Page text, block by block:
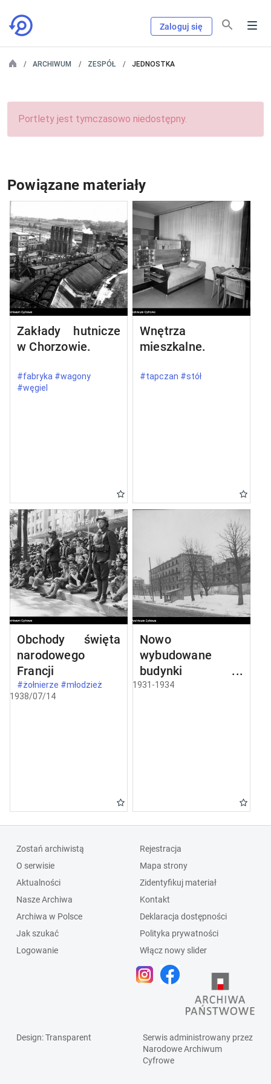
Zaloguj się
ARCHIWUM ZESPÓŁ JEDNOSTKA
Portlety jest tymczasowo niedostępny.
Powiązane materiały
Zakłady hutnicze
w Chorzowie.
#fabryka #wagony
#węgiel
Wnętrza
mieszkalne.
#tapczan #stół
Obchody święta
narodowego
Francji
#żołnierze #młodzież
1938/07/14
Nowo
wybudowane
budynki w
Częstochowie
1931-1934
Zostań archiwistą
O serwisie
Aktualności
Nasze Archiwa
Archiwa w Polsce
Jak szukać
Logowanie
Rejestracja
Mapa strony
Zidentyfikuj materiał
Kontakt
Deklaracja dostępności
Polityka prywatności
Włącz nowy slider
Design: Transparent
Serwis administrowany przez
Narodowe Archiwum
Cyfrowe